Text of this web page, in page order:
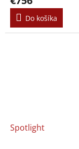
Do košíka
Spotlight